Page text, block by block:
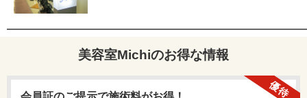
美容室Michiのお得な情報
優待